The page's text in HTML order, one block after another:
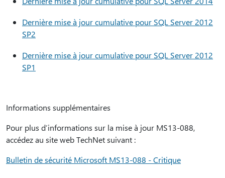
Dernière mise à jour cumulative pour SQL Server 2012
SP2
Dernière mise à jour cumulative pour SQL Server 2012
SP1
Informations supplémentaires
Pour plus d’informations sur la mise à jour MS13-088,
accédez au site web TechNet suivant :
Bulletin de sécurité Microsoft MS13-088 - Critique